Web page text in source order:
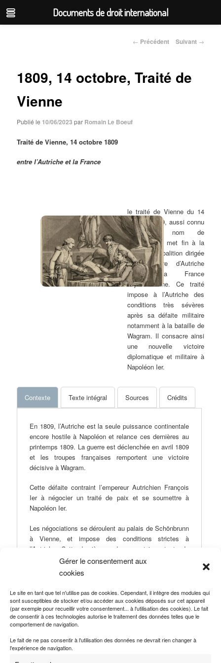
Gérer le consentement aux
cookies
Le site en tant que tel n'utilise pas de cookies. Cependant, il intègre des modules qui
sont susceptibles de stocker et/ou accéder aux cookies déposés sur cet appareil
(par exemple pour recueillir votre consentement... à l'utilisation des cookies). Le fait
de consentir à ces technologies autorise le traitement des données telles que le
comportement de navigation.
Le fait de ne pas consentir à l'utilisation des données ne devrait rien changer à
l'expérience de navigation.
Navigation
← Précédent Suivant →
1809, 14 octobre, Traité de
Vienne
Publié le 10/06/2023 par Romain Le Boeuf
Traité de Vienne, 14 octobre 1809
entre l’Autriche et la France
le traité de Vienne du 14
octobre 1809, aussi connu
sous le nom de
Schönbrunn, met fin à la
cinquième coalition dirigée
par l’Empire d’Autriche
contre la France
napoléonienne. Ce traité
impose à l’Autriche des
conditions très sévères
après sa défaite militaire
notamment à la bataille de
Wagram. Il consacre ainsi
une nouvelle victoire
diplomatique et militaire à
Napoléon Ier.
Contexte Texte intégral Sources Crédits
En 1809, l’Autriche est la seule puissance continentale
encore hostile à Napoléon et relance ces dernières au
printemps 1809. La guerre est déclenchée en avril 1809
et les troupes françaises remportent une victoire
décisive à Wagram.
Cette défaite contraint l’empereur Autrichien François
Ier à négocier un traité de paix et se soumettre à
Napoléon Ier.
Les négociations se déroulent au palais de Schönbrunn
à Vienne, et impose des conditions strictes à
l’Autriche. Cette dernière perd une part importante de
son territoire et connaît des rupture d’alliance ainsi que
des limitation de son armée.
Ce contenu a été publié dans
Documents de droit international